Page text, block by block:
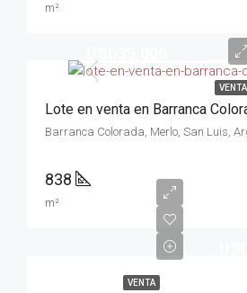
m²
VENTA
Barranca Colorada, Merlo, San Luis,
838
m²
VENTA